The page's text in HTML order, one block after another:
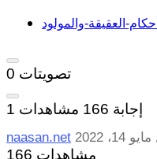
أحكام-العقيقة-والمولود
0 تصويتات
1 إجابة 166 مشاهدات
naasan.net مايو 14، 2022
166 مشاهدات